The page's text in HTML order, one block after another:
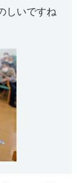
しいですね